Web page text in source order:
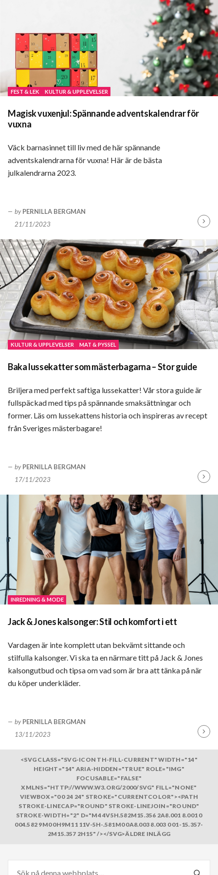
FEST & LEK KULTUR & UPPLEVELSER
Magisk vuxenjul: Spännande adventskalendrar för
vuxna
Väck barnasinnet till liv med de här spännande
adventskalendrarna för vuxna! Här är de bästa
julkalendrarna 2023.
by PERNILLA BERGMAN
21/11/2023
KULTUR & UPPLEVELSER MAT & PYSSEL
Baka lussekatter som mästerbagarna – Stor guide
Briljera med perfekt saftiga lussekatter! Vår stora guide är
fullspäckad med tips på spännande smaksättningar och
former. Läs om lussekattens historia och inspireras av recept
från Sveriges mästerbagare!
by PERNILLA BERGMAN
17/11/2023
INREDNING & MODE
Jack & Jones kalsonger: Stil och komfort i ett
Vardagen är inte komplett utan bekvämt sittande och
stilfulla kalsonger. Vi ska ta en närmare titt på Jack & Jones
kalsongutbud och tipsa om vad som är bra att tänka på när
du köper underkläder.
by PERNILLA BERGMAN
13/11/2023
<SVG CLASS="SVG-ICON TH-FILL-CURRENT" WIDTH="14"
HEIGHT="14" ARIA-HIDDEN="TRUE" ROLE="IMG"
FOCUSABLE="FALSE"
XMLNS="HTTP://WWW.W3.ORG/2000/SVG" FILL="NONE"
VIEWBOX="0 0 24 24" STROKE="CURRENTCOLOR"><PATH
STROKE-LINECAP="ROUND" STROKE-LINEJOIN="ROUND"
STROKE-WIDTH="2" D="M4 4V5H.582M15.356 2A8.001 8.001 0
004.582 9M0 0H9M11 11V-5H-.581M0 0A8.003 8.003 0 01-15.357-
2M15.357 2H15" /></SVG>ÄLDRE INLÄGG